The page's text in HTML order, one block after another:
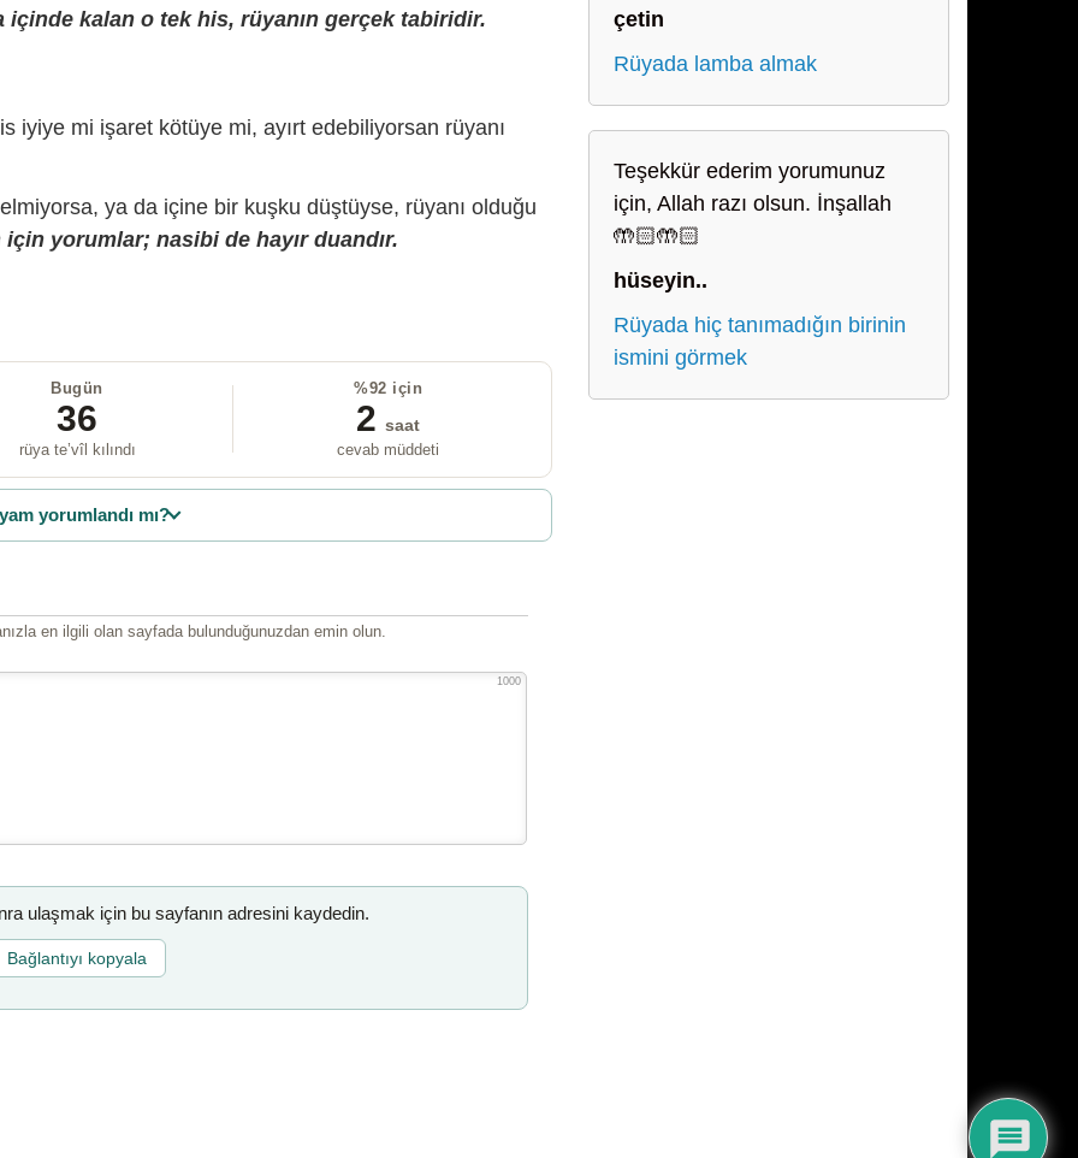
içinde kalan o tek his, rüyanın gerçek tabiridir.
iyiye mi işaret kötüye mi, ayırt edebiliyorsan rüyanı
ya da içine bir kuşku düştüyse, rüyanı olduğu
yorumlar; nasibi de hayır duandır.
Bugün
36
rüya te’vîl kılındı
%92 için
2 saat
cevab müddeti
yorumlandı mı?
en ilgili olan sayfada bulunduğunuzdan emin olun.
1000
ulaşmak için bu sayfanın adresini kaydedin.
Bağlantıyı kopyala
çetin
Rüyada lamba almak
Teşekkür ederim yorumunuz
için, Allah razı olsun. İnşallah
🤲🏻🤲🏻
hüseyin..
Rüyada hiç tanımadığın birinin
ismini görmek